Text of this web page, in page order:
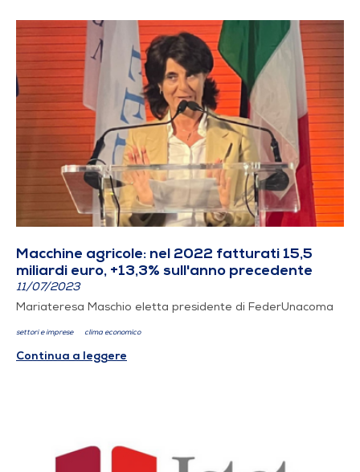
Macchine agricole: nel 2022 fatturati 15,5
miliardi euro, +13,3% sull'anno precedente
11/07/2023
Mariateresa Maschio eletta presidente di FederUnacoma
settori e imprese clima economico
Continua a leggere